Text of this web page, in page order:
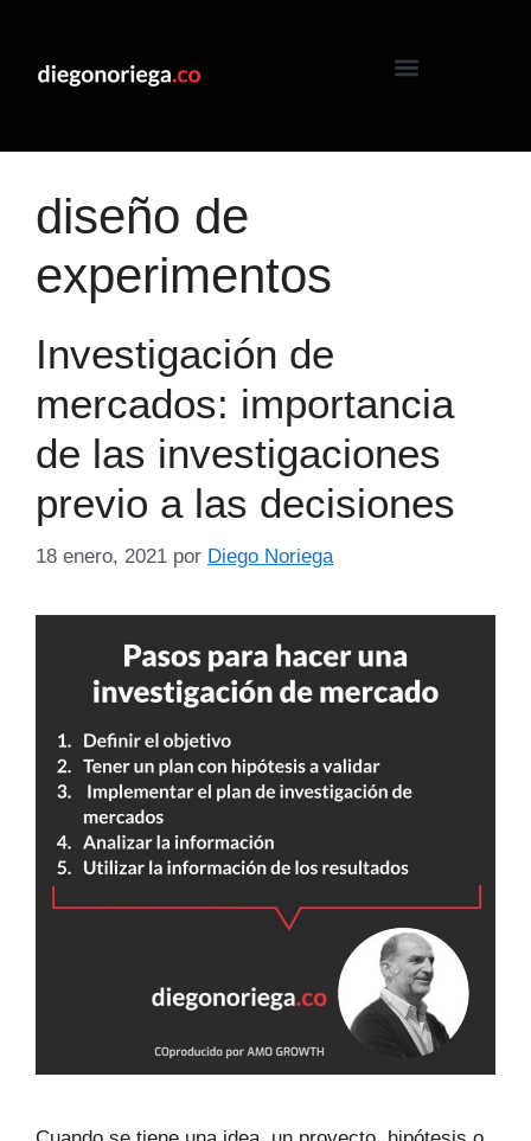
diseño de
experimentos
Investigación de
mercados: importancia
de las investigaciones
previo a las decisiones
18 enero, 2021 por Diego Noriega